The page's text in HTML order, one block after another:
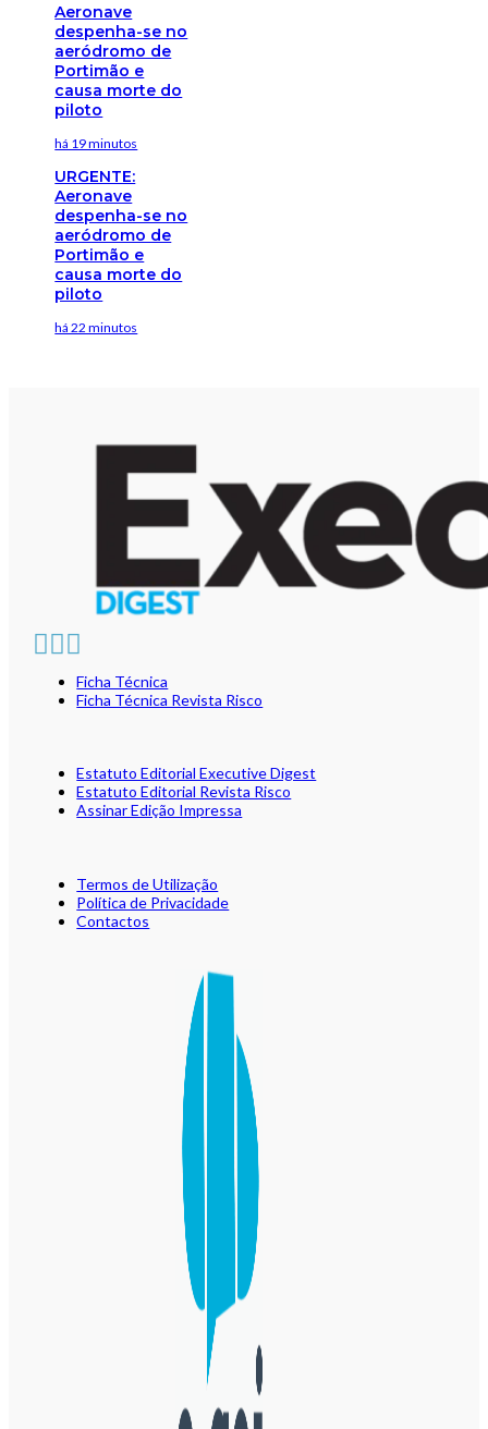
Aeronave
despenha-se no
aeródromo de
Portimão e
causa morte do
piloto
há 19 minutos
URGENTE:
Aeronave
despenha-se no
aeródromo de
Portimão e
causa morte do
piloto
há 22 minutos
Ficha Técnica
Ficha Técnica Revista Risco
Estatuto Editorial Executive Digest
Estatuto Editorial Revista Risco
Assinar Edição Impressa
Termos de Utilização
Política de Privacidade
Contactos